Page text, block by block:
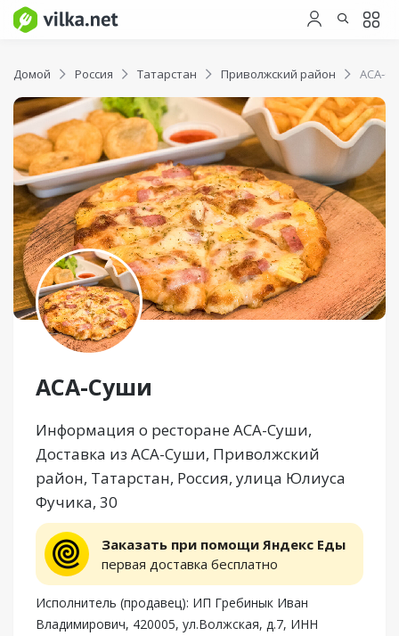
Домой Россия Татарстан Приволжский район АСА-
АСА-Суши
Информация о ресторане АСА-Суши,
Доставка из АСА-Суши, Приволжский
район, Татарстан, Россия, улица Юлиуса
Фучика, 30
Заказать при помощи Яндекс Еды
первая доставка бесплатно
Исполнитель (продавец): ИП Гребинык Иван
Владимирович, 420005, ул.Волжская, д.7, ИНН